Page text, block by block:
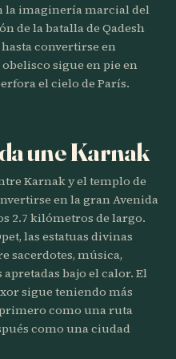
la imaginería marcial del
de la batalla de Qadesh
convertirse en
sigue en pie en
el cielo de París.
une Karnak
Karnak y el templo de
en la gran Avenida
2.7 kilómetros de largo.
las estatuas divinas
sacerdotes, música,
bajo el calor. El
sigue teniendo más
como una ruta
como una ciudad